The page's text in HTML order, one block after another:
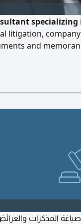
litigation,
and
15 عام أجيد صياغة المذكرات